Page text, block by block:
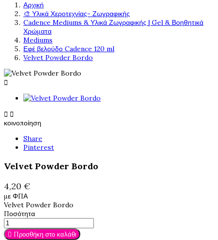
Αρχική
🎨 Υλικά Χεροτεχνίας- Ζωγραφικής
Cadence Mediums & Υλικά Ζωγραφικής | Gel & Βοηθητικά
Χρώματα
Mediums
Εφέ βελούδο Cadence 120 ml
Velvet Powder Bordo

 
κοινοποίηση
Share
Pinterest
Velvet Powder Bordo
4,20 €
με ΦΠΑ
Velvet Powder Bordo
Ποσότητα
 Προσθήκη στο καλάθι